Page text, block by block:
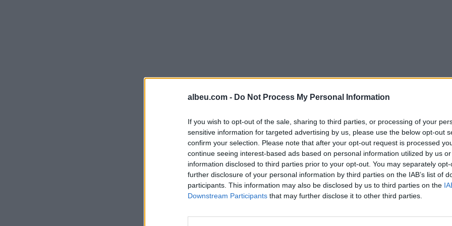
albeu.com - Do Not Process My Personal Information
If you wish to opt-out of the sale, sharing to third parties, or processing of your
sensitive information for targeted advertising by us, please use the below opt-out
confirm your selection. Please note that after your opt-out request is processed
continue seeing interest-based ads based on personal information utilized by us
information disclosed to third parties prior to your opt-out. You may separately
further disclosure of your personal information by third parties on the IAB’s list of
participants. This information may also be disclosed by us to third parties on the
Downstream Participants that may further disclose it to other third parties.